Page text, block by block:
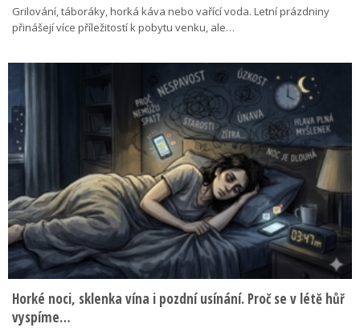
Grilování, táboráky, horká káva nebo vařící voda. Letní prázdniny
přinášejí více příležitostí k pobytu venku, ale…
Horké noci, sklenka vína i pozdní usínání. Proč se v létě hůř
vyspíme…